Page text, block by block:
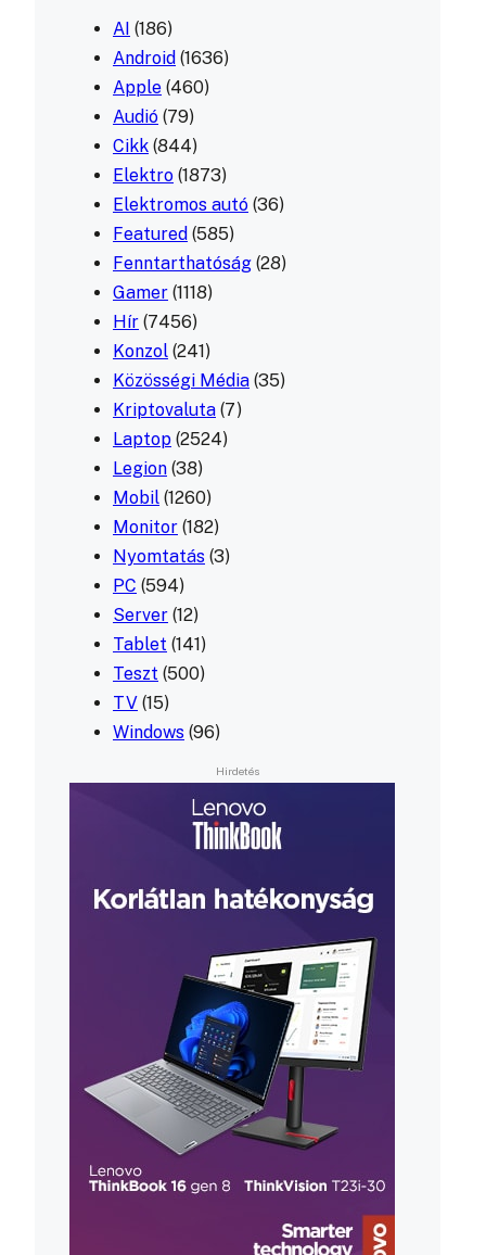
AI (186)
Android (1636)
Apple (460)
Audió (79)
Cikk (844)
Elektro (1873)
Elektromos autó (36)
Featured (585)
Fenntarthatóság (28)
Gamer (1118)
Hír (7456)
Konzol (241)
Közösségi Média (35)
Kriptovaluta (7)
Laptop (2524)
Legion (38)
Mobil (1260)
Monitor (182)
Nyomtatás (3)
PC (594)
Server (12)
Tablet (141)
Teszt (500)
TV (15)
Windows (96)